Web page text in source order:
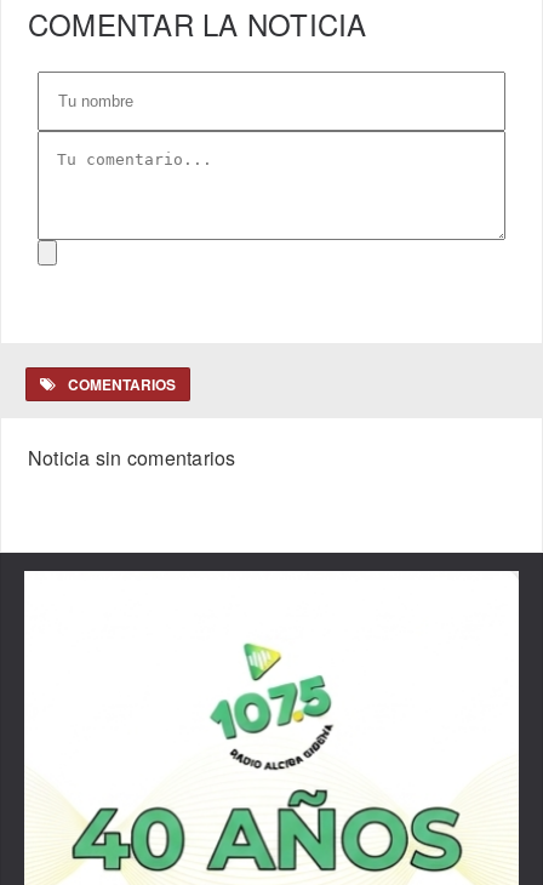
COMENTAR LA NOTICIA
COMENTARIOS
Noticia sin comentarios